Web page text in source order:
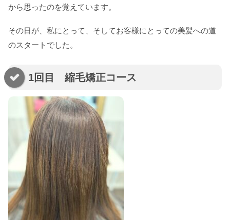
から思ったのを覚えています。
その日が、私にとって、そしてお客様にとっての美髪への道
のスタートでした。
1回目 縮毛矯正コース